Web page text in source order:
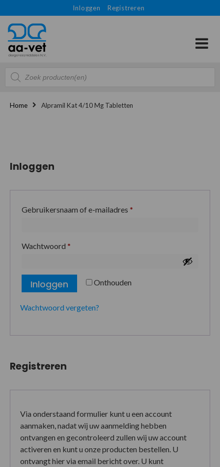
Inloggen Registreren
Producten
zoeken
Home Alpramil Kat 4/10 Mg Tabletten
Inloggen
Gebruikersnaam of e-mailadres *
Wachtwoord *
Onthouden
Inloggen
Wachtwoord vergeten?
Registreren
Via onderstaand formulier kunt u een account
aanmaken, nadat wij uw aanmelding hebben
ontvangen en gecontroleerd zullen wij uw account
activeren en kunt u onze producten bestellen. U
ontvangt hier via email bericht over. U kunt